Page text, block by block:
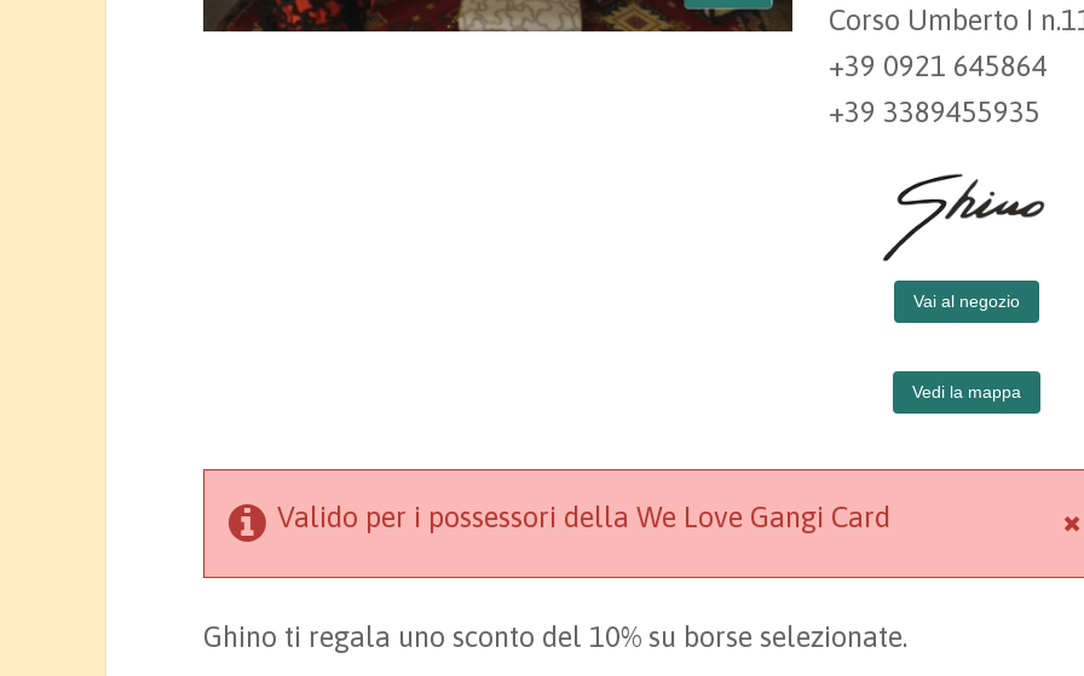
Corso Umberto I
+39 0921 645864
+39 3389455935
Vai al negozio
Vedi la mappa
Valido per i possessori della We Love Gangi Card
Ghino ti regala uno sconto del 10% su borse selezionate.